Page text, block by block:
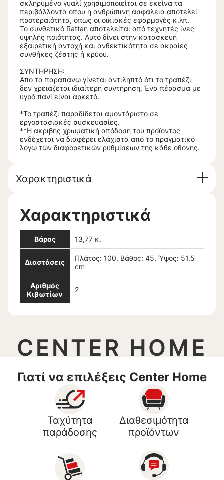
σκληρυμένο γυαλί χρησιμοποιείται σε εκείνα τα
περιβάλλοντα όπου η ανθρώπινη ασφάλεια αποτελεί
προτεραιότητα, όπως οι οικιακές εφαρμογές κ.λπ.
Το συνθετικό Rattan αποτελείται από τεχνητές ίνες
υψηλής ποιότητας. Αυτό δίνει στην κατασκευή
εξαιρετική αντοχή και ανθεκτικότητα σε ακραίες
συνθήκες ζέστης ή κρύου.
ΣΥΝΤΗΡΗΣΗ:
Από τα παραπάνω γίνεται αντιληπτό ότι το τραπέζι
δεν χρειάζεται ιδιαίτερη συντήρηση. Ένα πέρασμα με
υγρό πανί είναι αρκετό.
*Το τραπέζι παραδίδεται αμοντάριστο σε
εργοστασιακές συσκευασίες.
**Η ακριβής χρωματική απόδοση του προϊόντος
ενδέχεται να διαφέρει ελάχιστα από το πραγματικό
λόγω των διαφορετικών ρυθμίσεων της κάθε οθόνης.
Χαρακτηριστικά
Χαρακτηριστικά
Βάρος 13,77 κ.
Διαστάσεις
Πλάτος: 100, Βάθος: 45, Ύψος: 51.5
cm
Αριθμός
Κιβωτίων
2
CENTER HOME
Γιατί να επιλέξεις Center Home
Ταχύτητα
παράδοσης
Διαθεσιμότητα
προϊόντων